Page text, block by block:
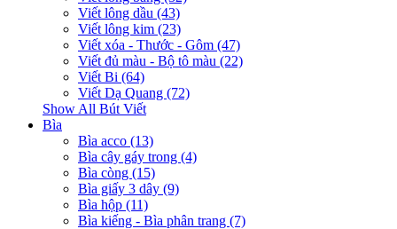
Viết lông dầu (43)
Viết lông kim (23)
Viết xóa - Thước - Gôm (47)
Viết đủ màu - Bộ tô màu (22)
Viết Bi (64)
Viết Dạ Quang (72)
Show All Bút Viết
Bìa
Bìa acco (13)
Bìa cây gáy trong (4)
Bìa còng (15)
Bìa giấy 3 dây (9)
Bìa hộp (11)
Bìa kiếng - Bìa phân trang (7)